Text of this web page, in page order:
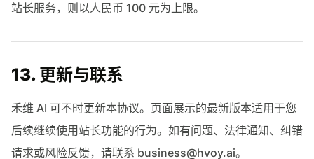
站长服务，则以人民币 100 元为上限。
13. 更新与联系
禾维 AI 可不时更新本协议。页面展示的最新版本适用于您
后续继续使用站长功能的行为。如有问题、法律通知、纠错
请求或风险反馈，请联系 business@hvoy.ai。